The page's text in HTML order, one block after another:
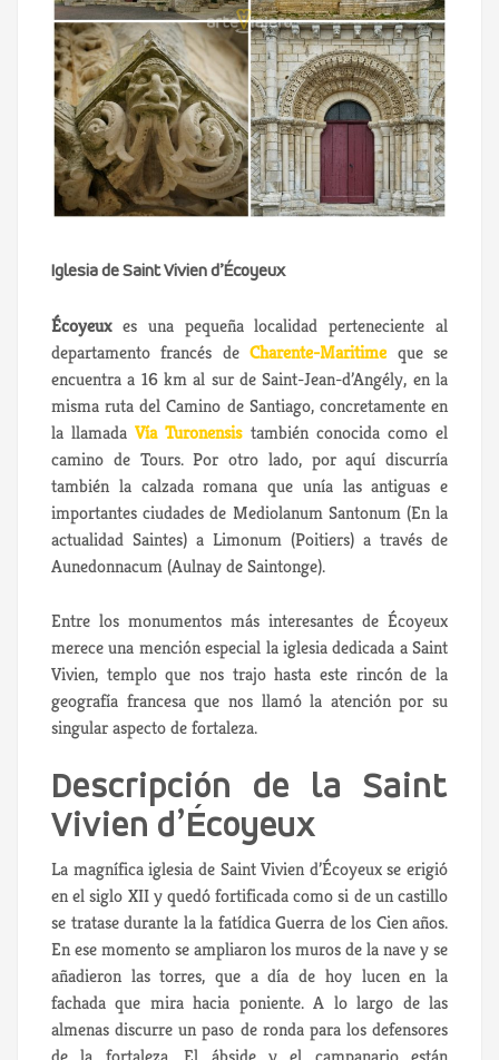
Iglesia de Saint Vivien d’Écoyeux
Écoyeuxes una pequeña localidad perteneciente al
departamento francés deCharente-Maritimeque se
encuentra a 16 km al sur de Saint-Jean-d’Angély, en la
misma ruta del Camino de Santiago, concretamente en
la llamadaVía Turonensistambién conocida como el
camino de Tours. Por otro lado, por aquí discurría
también la calzada romana que unía las antiguas e
importantes ciudades de Mediolanum Santonum (En la
actualidad Saintes) a Limonum (Poitiers) a través de
Aunedonnacum (Aulnay de Saintonge).
Entre los monumentos más interesantes de Écoyeux
merece una mención especial la iglesia dedicada a Saint
Vivien, templo que nos trajo hasta este rincón de la
geografía francesa que nos llamó la atención por su
singular aspecto de fortaleza.
Descripción de la Saint
Vivien d’Écoyeux
La magnífica iglesia de Saint Vivien d’Écoyeux se erigió
en el siglo XII y quedó fortificada como si de un castillo
se tratase durante la la fatídica Guerra de los Cien años.
En ese momento se ampliaron los muros de la nave y se
añadieron las torres, que a día de hoy lucen en la
fachada que mira hacia poniente. A lo largo de las
almenas discurre un paso de ronda para los defensores